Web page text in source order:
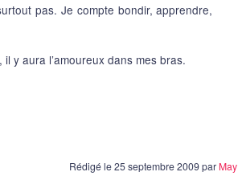
pas. Je compte bondir, apprendre,
y aura l’amoureux dans mes bras.
Rédigé le 25 septembre 2009 par May